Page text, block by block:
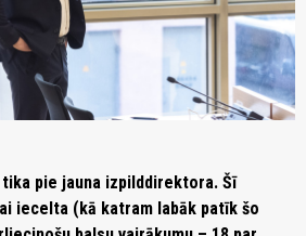
pie jauna izpilddirektora. Šī
iecelta (kā katram labāk patīk šo